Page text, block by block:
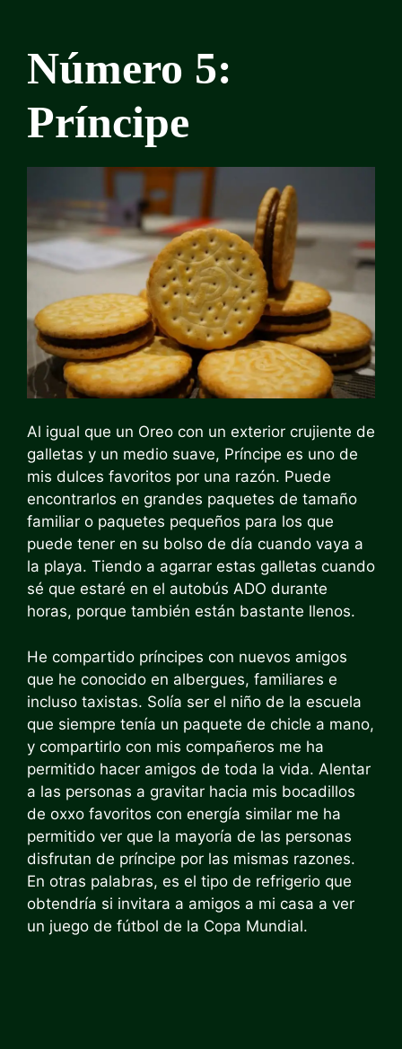
Número 5:
Príncipe
Al igual que un Oreo con un exterior crujiente de
galletas y un medio suave, Príncipe es uno de
mis dulces favoritos por una razón. Puede
encontrarlos en grandes paquetes de tamaño
familiar o paquetes pequeños para los que
puede tener en su bolso de día cuando vaya a
la playa. Tiendo a agarrar estas galletas cuando
sé que estaré en el autobús ADO durante
horas, porque también están bastante llenos.
He compartido príncipes con nuevos amigos
que he conocido en albergues, familiares e
incluso taxistas. Solía ​​ser el niño de la escuela
que siempre tenía un paquete de chicle a mano,
y compartirlo con mis compañeros me ha
permitido hacer amigos de toda la vida. Alentar
a las personas a gravitar hacia mis bocadillos
de oxxo favoritos con energía similar me ha
permitido ver que la mayoría de las personas
disfrutan de príncipe por las mismas razones.
En otras palabras, es el tipo de refrigerio que
obtendría si invitara a amigos a mi casa a ver
un juego de fútbol de la Copa Mundial.